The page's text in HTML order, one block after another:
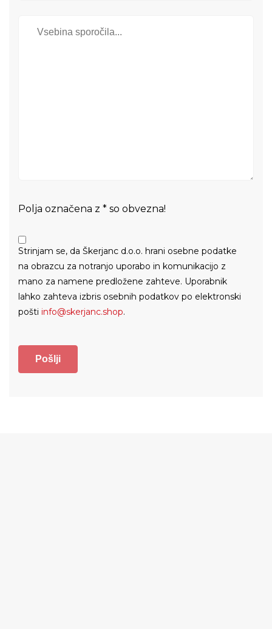
Polja označena z * so obvezna!
Strinjam se, da Škerjanc d.o.o. hrani osebne podatke
na obrazcu za notranjo uporabo in komunikacijo z
mano za namene predložene zahteve. Uporabnik
lahko zahteva izbris osebnih podatkov po elektronski
pošti info@skerjanc.shop.
Pošlji